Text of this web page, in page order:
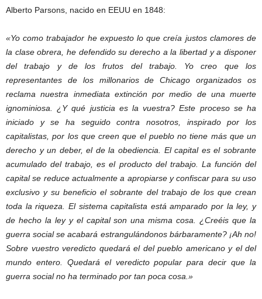
Alberto Parsons, nacido en EEUU en 1848:
«Yo como trabajador he expuesto lo que creía justos clamores de
la clase obrera, he defendido su derecho a la libertad y a disponer
del trabajo y de los frutos del trabajo. Yo creo que los
representantes de los millonarios de Chicago organizados os
reclama nuestra inmediata extinción por medio de una muerte
ignominiosa. ¿Y qué justicia es la vuestra? Este proceso se ha
iniciado y se ha seguido contra nosotros, inspirado por los
capitalistas, por los que creen que el pueblo no tiene más que un
derecho y un deber, el de la obediencia. El capital es el sobrante
acumulado del trabajo, es el producto del trabajo. La función del
capital se reduce actualmente a apropiarse y confiscar para su uso
exclusivo y su beneficio el sobrante del trabajo de los que crean
toda la riqueza. El sistema capitalista está amparado por la ley, y
de hecho la ley y el capital son una misma cosa. ¿Creéis que la
guerra social se acabará estrangulándonos bárbaramente? ¡Ah no!
Sobre vuestro veredicto quedará el del pueblo americano y el del
mundo entero. Quedará el veredicto popular para decir que la
guerra social no ha terminado por tan poca cosa.»